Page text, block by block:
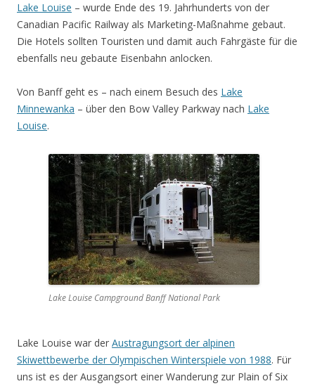
Lake Louise – wurde Ende des 19. Jahrhunderts von der
Canadian Pacific Railway als Marketing-Maßnahme gebaut.
Die Hotels sollten Touristen und damit auch Fahrgäste für die
ebenfalls neu gebaute Eisenbahn anlocken.
Von Banff geht es – nach einem Besuch des Lake
Minnewanka – über den Bow Valley Parkway nach Lake
Louise.
Lake Louise Campground Banff National Park
Lake Louise war der Austragungsort der alpinen
Skiwettbewerbe der Olympischen Winterspiele von 1988. Für
uns ist es der Ausgangsort einer Wanderung zur Plain of Six